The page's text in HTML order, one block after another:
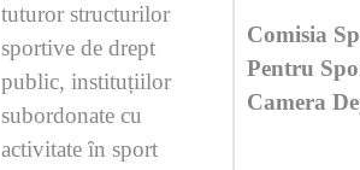
tuturor structurilor
sportive de drept
public, instituțiilor
subordonate cu
activitate ȋn sport
Comisia
Pentru
Camera